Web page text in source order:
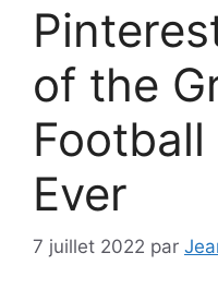
of the
Ever
7 juillet 2022 par